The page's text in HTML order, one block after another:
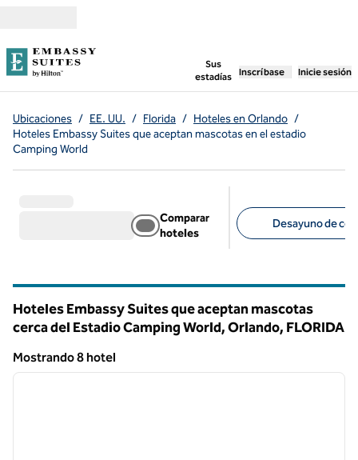
Sus
estadías
, abre una pestaña
Inscríbase Inicie sesión
Ubicaciones / EE. UU. / Florida / Hoteles en Orlando /
Hoteles Embassy Suites que aceptan mascotas en el estadio
Camping World
Comparar
hoteles
Desayuno de
Hoteles Embassy Suites que aceptan mascotas
cerca del Estadio Camping World, Orlando, FLORIDA
Mostrando 8 hotel
Mostrando 8 hotel
1 de 12